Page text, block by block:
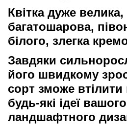
Квіткадуже велика,
багатошарова,
білого, злегка
Завдяки
його швидкому
сорт зможе втілити
будь-які ідеї вашого
ландшафтного